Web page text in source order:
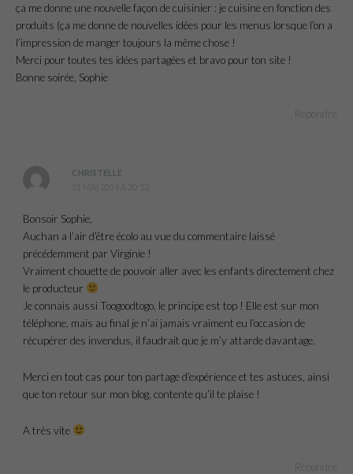
ça me donne une nouvelle façon de cuisinier : je cuisine en fonction des
produits (ça me donne de nouvelles idées pour les menus lorsque l’on a
l’impression de manger toujours la même chose !
Merci pour toutes tes idées partagées et bravo pour ton site !
Bonne soirée, Sophie
Répondre
CHRISTELLE
21 MAI 2019 À 20:52
Bonsoir Sophie,
Auchan a l’air d’être écolo au vue du commentaire laissé
précédemment par Virginie !
Vraiment chouette de pouvoir aller avec les enfants directement chez
le producteur
Je connais aussi Toogoodtogo, le principe est top ! Elle est sur mon
téléphone, mais au final je n’ai jamais vraiment eu l’occasion de
récupérer des invendus, il faudrait que je m’y attarde davantage.
Merci en tout cas pour ton partage d’expérience et tes astuces, ainsi
que ton retour sur mon blog, contente qu’il te plaise !
A très vite
Répondre